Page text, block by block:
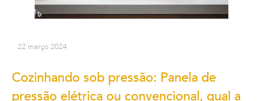
22 março 2024
Cozinhando sob pressão: Panela de
pressão elétrica ou convencional, qual a